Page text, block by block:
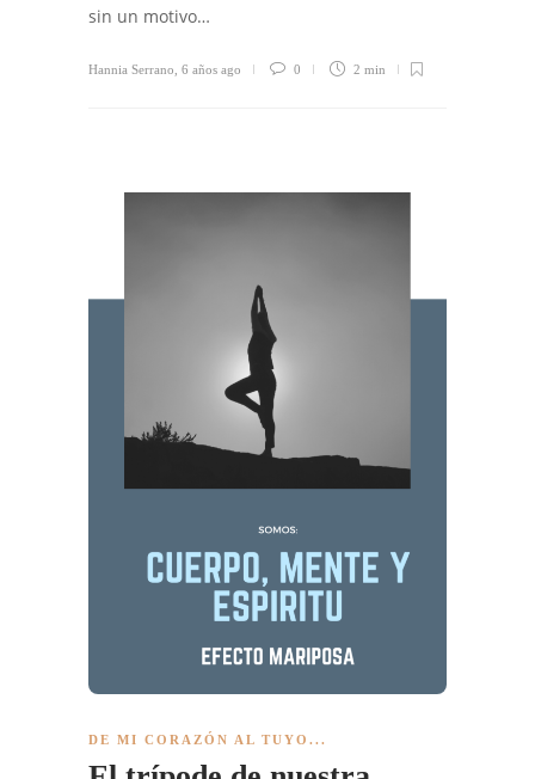
sin un motivo…
Hannia Serrano 6 años ago 0 2 min
DE MI CORAZÓN AL TUYO...